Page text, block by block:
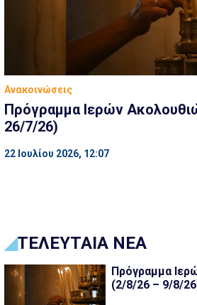
Ανακοινώσεις
Πρόγραμμα Ιερών
26/7/26)
22 Ιουλίου 2026, 12:07
ΤΕΛΕΥΤΑΙΑ ΝΕΑ
Πρόγραμμα
(2/8/26 – 9/8/